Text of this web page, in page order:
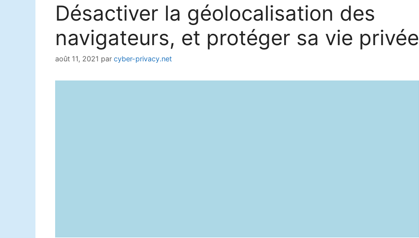
Désactiver la géolocalisation des
navigateurs, et protéger sa vie privée
août 11, 2021 par cyber-privacy.net